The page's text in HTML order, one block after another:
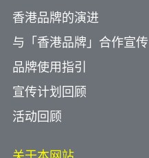
香港品牌的演进
与「香港品牌」合作宣传
品牌使用指引
宣传计划回顾
活动回顾